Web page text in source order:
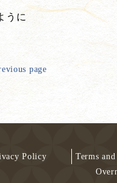
うに
page
Policy
Terms